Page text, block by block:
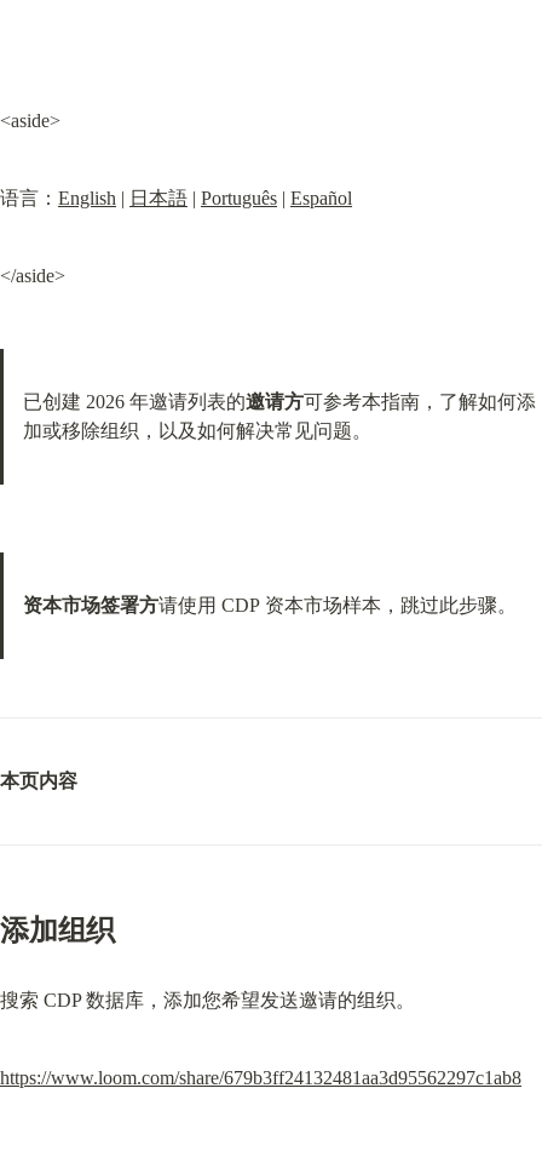
<aside>
语言： English | 日本語 | Português | Español
</aside>
已创建 2026 年邀请列表的邀请方可参考本指南，了解如何添
加或移除组织，以及如何解决常见问题。
资本市场签署方请使用 CDP 资本市场样本，跳过此步骤。
本页内容
添加组织
搜索 CDP 数据库，添加您希望发送邀请的组织。
https://www.loom.com/share/679b3ff24132481aa3d95562297c1ab8